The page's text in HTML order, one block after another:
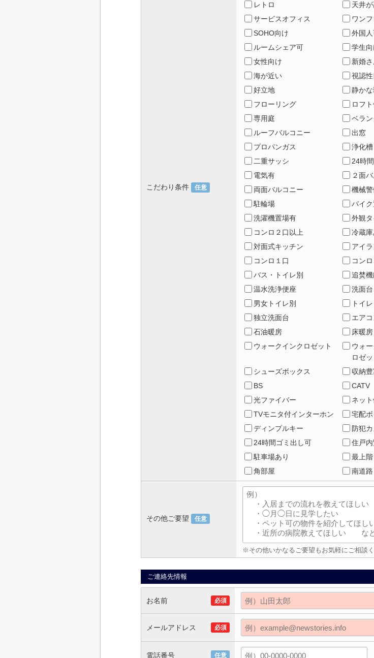
こだわり条件 任意
レトロ
天井
サービスオフィス
ワン
SOHO向け
外国
ルームシェア可
学生向
女性向け
新婚
海が近い
視認
好立地
静か
フローリング
ロフト
専用庭
ベラ
ルーフバルコニー
出窓
プロパンガス
浄化槽
二重サッシ
24時
電気有
２面
両面バルコニー
機械
駐輪場
バイク
洗濯機置場有
外観タ
コンロ２口以上
冷蔵庫
対面式キッチン
アイ
コンロ１口
コン
バス・トイレ別
追焚
温水洗浄便座
洗面台
男女トイレ別
トイ
独立洗面台
エア
石油暖房
床暖房
ウォークインクロゼット
ウォ
ロゼッ
シューズボックス 収納
BS
CATV
光ファイバー
ネッ
TVモニタ付インターホン
宅配
ディンプルキー
防犯
24時間ゴミ出し可
住戸
駐車場あり
最上階
角部屋
南道路
その他ご要望 任意
※その他いかなるご要望もお気軽にご相談
ご連絡先情報
お名前 必須
メールアドレス 必須
電話番号 任意